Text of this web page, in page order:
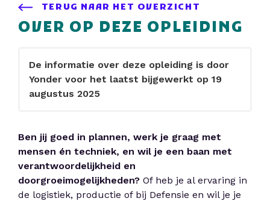
TERUG NAAR HET OVERZICHT
OVER OP DEZE OPLEIDING
De informatie over deze opleiding is door
Yonder voor het laatst bijgewerkt op 19
augustus 2025
Ben jij goed in plannen, werk je graag met
mensen én techniek, en wil je een baan met
verantwoordelijkheid en
doorgroeimogelijkheden? Of heb je al ervaring in
de logistiek, productie of bij Defensie en wil je je